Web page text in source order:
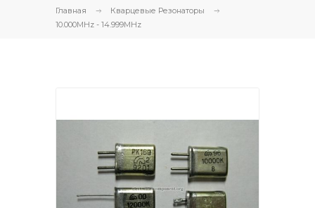
Главная
Кварцевые Резонаторы
10.000MHz - 14.999MHz